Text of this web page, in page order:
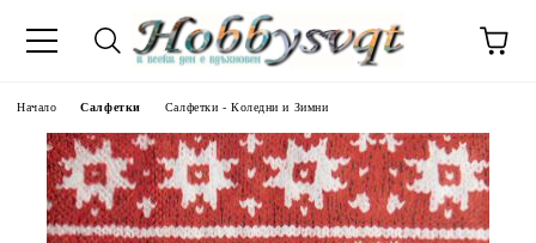
Начало Салфетки Салфетки - Коледни и Зимни